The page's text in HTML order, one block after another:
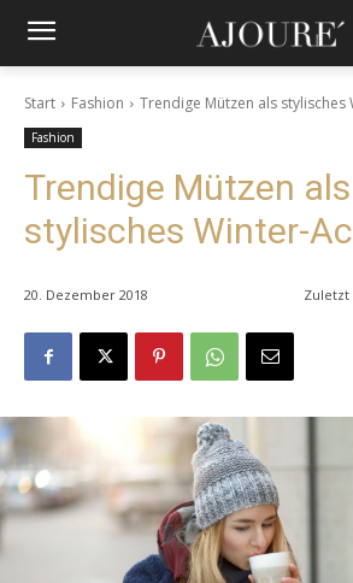
Start Fashion Trendige Mützen als stylisches
Fashion
Trendige Mützen als
stylisches Winter-
20. Dezember 2018 Zuletzt